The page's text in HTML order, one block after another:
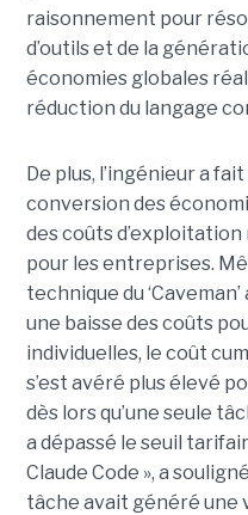
raisonnement pour
d’outils et de la
économies globales
réduction du langage
De plus, l’ingénieur a
conversion des
des coûts
pour les entreprises.
technique du
une baisse des coûts
individuelles, le coût
s’est avéré plus élevé
dès lors qu’une seule
a dépassé le seuil
Claude Code », a
tâche avait généré une